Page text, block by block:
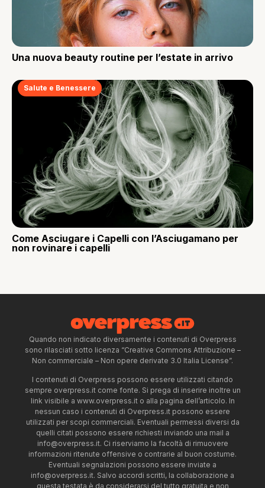
Una nuova beauty routine per l’estate in arrivo
Salute e Benessere
Come Asciugare i Capelli con l’Asciugamano per
non rovinare i capelli
Quando non indicato diversamente i contenuti di Overpress
sono rilasciati sotto licenza “Creative Commons Attribuzione –
Non commerciale – Non opere derivate 3.0 Italia License”.
I contenuti di Overpress possono essere utilizzati citando
sempre overpress.it come fonte. Si prega di inserire inoltre un
link visibile a www.overpress.it o alla pagina dell’articolo. In
nessun caso i contenuti di Overpress.it possono essere
utilizzati per scopi commerciali. Eventuali permessi diversi da
quelli citati possono essere richiesti inviando una mail a
info@overpress.it. Ci riserviamo la facoltà di rimuovere
informazioni ritenute offensive o contrarie al buon costume.
Eventuali segnalazioni possono essere inviate a
info@overpress.it. Salvo accordi scritti, la collaborazione a
questa testata è da considerarsi del tutto gratuita e non